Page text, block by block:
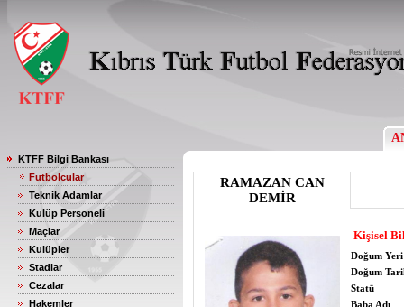
KTFF Bilgi Bankası
Futbolcular
Teknik Adamlar
Kulüp Personeli
Maçlar
Kulüpler
Stadlar
Cezalar
Hakemler
RAMAZAN CAN
DEMİR
Kişisel
Doğum Yeri
Doğum
Statü
Baba Adı